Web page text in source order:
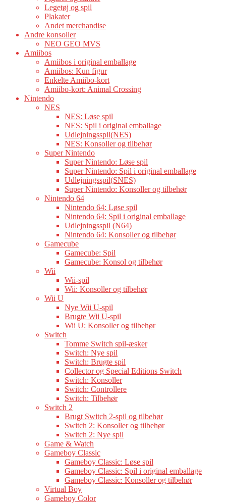
Legetøj og spil
Plakater
Andet merchandise
Andre konsoller
NEO GEO MVS
Amiibos
Amiibos i original emballage
Amiibos: Kun figur
Enkelte Amiibo-kort
Amiibo-kort: Animal Crossing
Nintendo
NES
NES: Løse spil
NES: Spil i original emballage
Udlejningsspil(NES)
NES: Konsoller og tilbehør
Super Nintendo
Super Nintendo: Løse spil
Super Nintendo: Spil i original emballage
Udlejningsspil(SNES)
Super Nintendo: Konsoller og tilbehør
Nintendo 64
Nintendo 64: Løse spil
Nintendo 64: Spil i original emballage
Udlejningsspil (N64)
Nintendo 64: Konsoller og tilbehør
Gamecube
Gamecube: Spil
Gamecube: Konsol og tilbehør
Wii
Wii-spil
Wii: Konsoller og tilbehør
Wii U
Nye Wii U-spil
Brugte Wii U-spil
Wii U: Konsoller og tilbehør
Switch
Tomme Switch spil-æsker
Switch: Nye spil
Switch: Brugte spil
Collector og Special Editions Switch
Switch: Konsoller
Switch: Controllere
Switch: Tilbehør
Switch 2
Brugt Switch 2-spil og tilbehør
Switch 2: Konsoller og tilbehør
Switch 2: Nye spil
Game & Watch
Gameboy Classic
Gameboy Classic: Løse spil
Gameboy Classic: Spil i original emballage
Gameboy Classic: Konsoller og tilbehør
Virtual Boy
Gameboy Color